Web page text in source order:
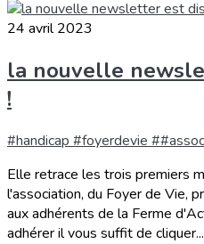
24 avril 2023
la nouvelle
!
#handicap #foyerdevie
Elle retrace les trois premiers
l'association, du Foyer de Vie,
aux adhérents de la Ferme
adhérer il vous suffit de cliquer...